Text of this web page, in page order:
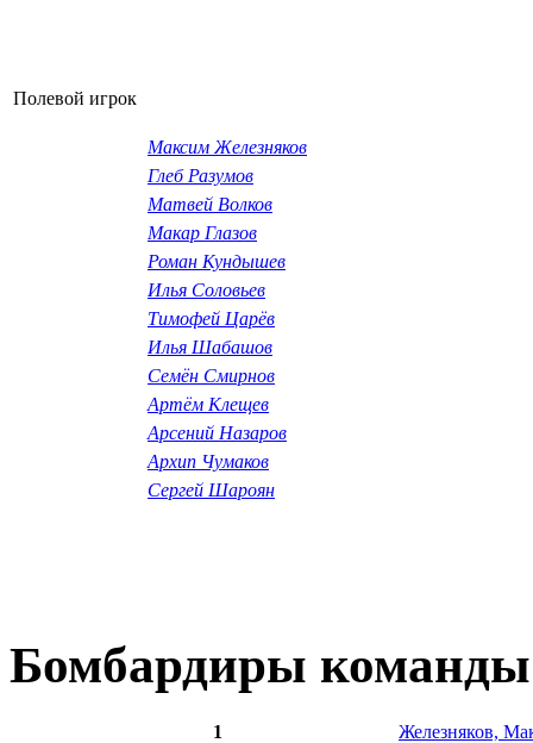
Полевой игрок
Максим Железняков
Глеб Разумов
Матвей Волков
Макар Глазов
Роман Кундышев
Илья Соловьев
Тимофей Царёв
Илья Шабашов
Семён Смирнов
Артём Клещев
Арсений Назаров
Архип Чумаков
Сергей Шароян
Бомбардиры команды
1
Железняков,